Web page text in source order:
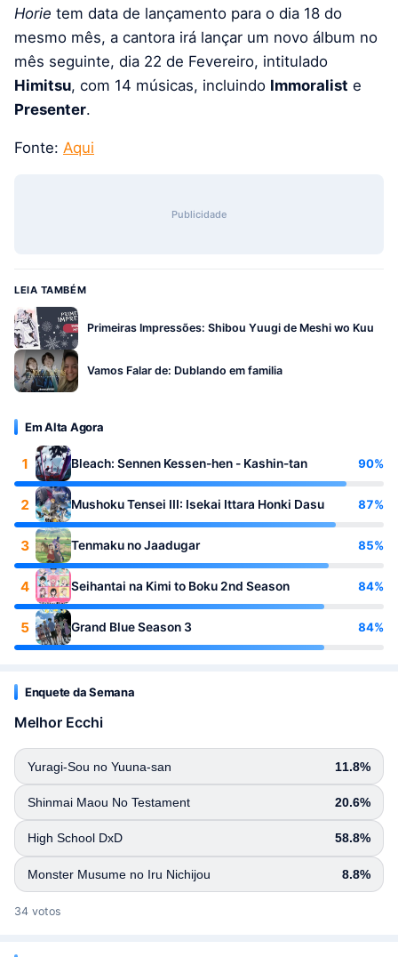
Horie tem data de lançamento para o dia 18 do
mesmo mês, a cantora irá lançar um novo álbum no
mês seguinte, dia 22 de Fevereiro, intitulado
Himitsu, com 14 músicas, incluindo Immoralist e
Presenter.
Fonte: Aqui
Publicidade
LEIA TAMBÉM
Primeiras Impressões: Shibou Yuugi de Meshi wo Kuu
Vamos Falar de: Dublando em familia
Em Alta Agora
1 Bleach: Sennen Kessen-hen - Kashin-tan 90%
2 Mushoku Tensei III: Isekai Ittara Honki Dasu 87%
3 Tenmaku no Jaadugar 85%
4 Seihantai na Kimi to Boku 2nd Season 84%
5 Grand Blue Season 3 84%
Enquete da Semana
Melhor Ecchi
Yuragi-Sou no Yuuna-san 11.8%
Shinmai Maou No Testament 20.6%
High School DxD 58.8%
Monster Musume no Iru Nichijou 8.8%
34 votos